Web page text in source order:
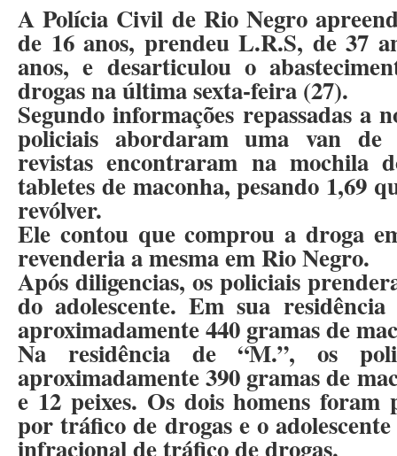
A Polícia Civil de Rio Negro
de 16 anos, prendeu L.R.S, de 37
anos, e desarticulou o
drogas na última sexta-feira (27).
Segundo informações repassadas a
policiais abordaram uma van de
revistas encontraram na mochila
tabletes de maconha, pesando 1,69
revólver.
Ele contou que comprou a droga
revenderia a mesma em Rio Negro.
Após diligencias, os policiais
do adolescente. Em sua
aproximadamente 440 gramas de
Na residência de “M.”, os
aproximadamente 390 gramas de
e 12 peixes. Os dois homens foram
por tráfico de drogas e o
infracional de tráfico de drogas.